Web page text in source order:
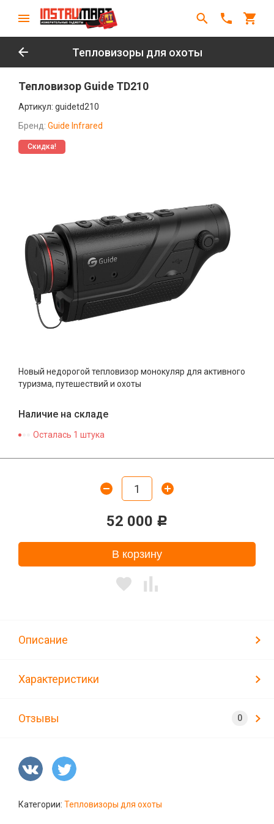
Тепловизоры для охоты
Тепловизор Guide TD210
Артикул: guidetd210
Бренд: Guide Infrared
Скидка!
Новый недорогой тепловизор монокуляр для активного
туризма, путешествий и охоты
Наличие на складе
Осталась 1 штука
52 000 Р
В корзину
Описание
Характеристики
Отзывы
Категории: Тепловизоры для охоты